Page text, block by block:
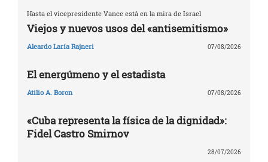
Hasta el vicepresidente Vance está en la mira de Israel
Viejos y nuevos usos del «antisemitismo»
Aleardo Laría Rajneri 07/08/2026
El energúmeno y el estadista
Atilio A. Boron 07/08/2026
«Cuba representa la física de la dignidad»:
Fidel Castro Smirnov
28/07/2026